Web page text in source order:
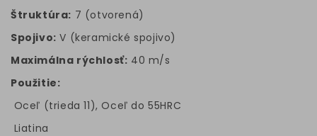
Štruktúra: 7 (otvorená)
Spojivo: V (keramické spojivo)
Maximálna rýchlosť: 40 m/s
Použitie:
Oceľ (trieda 11), Oceľ do 55HRC
Liatina